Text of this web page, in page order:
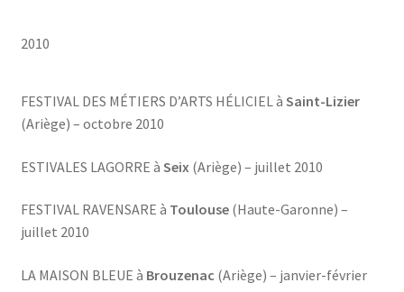
2010
FESTIVAL DES MÉTIERS D’ARTS HÉLICIEL à Saint-Lizier
(Ariège) – octobre 2010
ESTIVALES LAGORRE à Seix (Ariège) – juillet 2010
FESTIVAL RAVENSARE à Toulouse(Haute-Garonne) –
juillet 2010
LA MAISON BLEUE à Brouzenac (Ariège) – janvier-février